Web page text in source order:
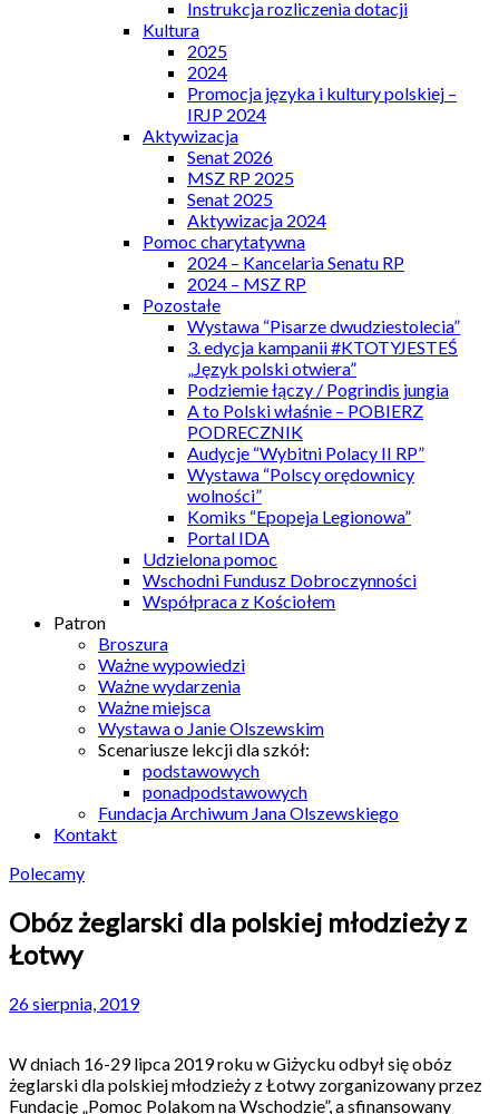
Instrukcja rozliczenia dotacji
Kultura
2025
2024
Promocja języka i kultury polskiej –
IRJP 2024
Aktywizacja
Senat 2026
MSZ RP 2025
Senat 2025
Aktywizacja 2024
Pomoc charytatywna
2024 – Kancelaria Senatu RP
2024 – MSZ RP
Pozostałe
Wystawa “Pisarze dwudziestolecia”
3. edycja kampanii #KTOTYJESTEŚ
„Język polski otwiera”
Podziemie łączy / Pogrindis jungia
A to Polski właśnie – POBIERZ
PODRECZNIK
Audycje “Wybitni Polacy II RP”
Wystawa “Polscy orędownicy
wolności”
Komiks “Epopeja Legionowa”
Portal IDA
Udzielona pomoc
Wschodni Fundusz Dobroczynności
Współpraca z Kościołem
Patron
Broszura
Ważne wypowiedzi
Ważne wydarzenia
Ważne miejsca
Wystawa o Janie Olszewskim
Scenariusze lekcji dla szkół:
podstawowych
ponadpodstawowych
Fundacja Archiwum Jana Olszewskiego
Kontakt
Polecamy
Obóz żeglarski dla polskiej młodzieży z
Łotwy
26 sierpnia, 2019
W dniach 16-29 lipca 2019 roku w Giżycku odbył się obóz
żeglarski dla polskiej młodzieży z Łotwy zorganizowany przez
Fundację „Pomoc Polakom na Wschodzie”, a sfinansowany